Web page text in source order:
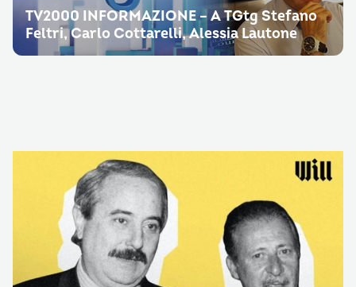
TV2000 INFORMAZIONE – A TGtg Stefano
Feltri, Carlo Cottarelli, Alessia Lautone